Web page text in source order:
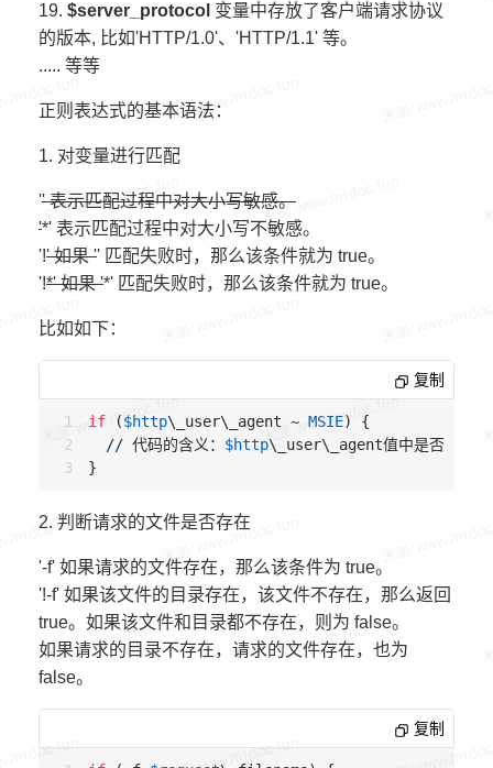
19. $server_protocol 变量中存放了客户端请求协议
的版本, 比如'HTTP/1.0'、'HTTP/1.1' 等。
..... 等等
正则表达式的基本语法：
1. 对变量进行匹配
'' 表示匹配过程中对大小写敏感。
'*' 表示匹配过程中对大小写不敏感。
'!' 如果 '' 匹配失败时，那么该条件就为 true。
'!*' 如果 '*' 匹配失败时，那么该条件就为 true。
比如如下：
复制
if ($http\_user\_agent ~ MSIE) {
// 代码的含义： $http\_user\_agent值中是否含有
2. 判断请求的文件是否存在
'-f' 如果请求的文件存在，那么该条件为 true。
'!-f' 如果该文件的目录存在，该文件不存在，那么返回
true。如果该文件和目录都不存在，则为 false。
如果请求的目录不存在，请求的文件存在，也为
false。
复制